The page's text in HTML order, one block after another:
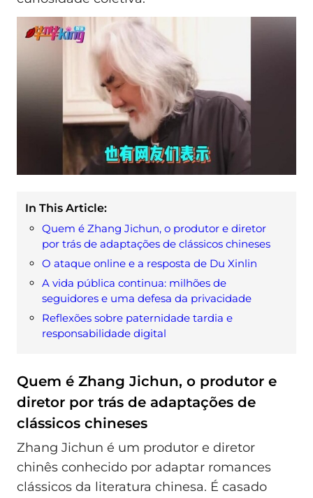
In This Article:
Quem é Zhang Jichun, o produtor e diretor
por trás de adaptações de clássicos chineses
O ataque online e a resposta de Du Xinlin
A vida pública continua: milhões de
seguidores e uma defesa da privacidade
Reflexões sobre paternidade tardia e
responsabilidade digital
Quem é Zhang Jichun, o produtor e
diretor por trás de adaptações de
clássicos chineses
Zhang Jichun é um produtor e diretor
chinês conhecido por adaptar romances
clássicos da literatura chinesa. É casado